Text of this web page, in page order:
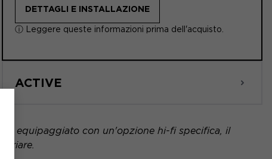
DETTAGLI E INSTALLAZIONE
ⓘ Leggere queste informazioni prima dell'acquisto.
ACTIVE
è equipaggiato con un'opzione hi-fi specifica, il